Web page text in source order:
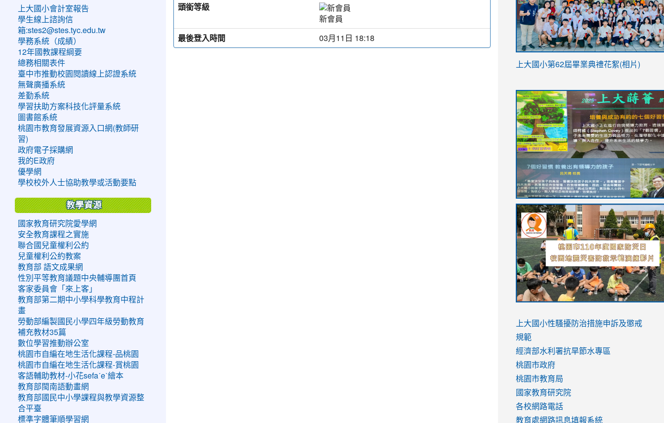
頭銜等級
新會員
最後登入時間
03月11日 18:18
上大國小會計室報告
學生線上諮詢信
箱:stes2@stes.tyc.edu.tw
學務系統（成績）
12年國教課程綱要
總務相關表件
臺中市推動校園閱讀線上認證系統
無聲廣播系統
差勤系統
學習扶助方案科技化評量系統
圖書館系統
桃園市教育發展資源入口網(教師研
習)
政府電子採購網
我的E政府
優學網
學校校外人士協助教學或活動要點
教學資源
國家教育研究院愛學網
安全教育課程之實施
聯合國兒童權利公約
兒童權利公約教案
教育部 語文成果網
性別平等教育議題中央輔導團首頁
客家委員會「來上客」
教育部第二期中小學科學教育中程計
畫
勞動部編製國民小學四年級勞動教育
補充教材35篇
數位學習推動辦公室
桃園市自編在地生活化課程-品桃園
桃園市自編在地生活化課程-賞桃園
客語輔助教材-小花sefaˊeˋ繪本
教育部閩南語動畫網
教育部國民中小學課程與教學資源整
合平臺
標準字體筆順學習網
link
YfDQppRvyMk686kIw6SBbssEIZ6WnT/
usp=sharing
上大國小第62屆畢業典禮花絮(相片)
to
https://drive.google.com/file/d/1I-
YfDQppRvyMk686kIw6SBbssEIZ6WnT/
usp=sharing
to
https://sites.google.com/stes.tyc.edu.tw/
link
to
https://sites.google.com/stes.tyc.edu.tw/
link
to
https://drive.google.com/file/d/
usp=sharing
link
to
https://youtu.be/jJOMVWY3-
8M
link
to
https://drive.google.com/file/d/
usp=sharing
to
https://www.youtube.com/watch?
v=hC_gdZndU9s
to
https://www.youtube.com/watch?
v=hC_gdZndU9s
link
to
https://www.youtube.com/watch?
v=mfpNykQ0g4M
上大國小性騷擾防治措施申訴及懲戒
規範
經濟部水利署抗旱節水專區
桃園市政府
桃園市教育局
國家教育研究院
各校網路電話
教育處網路訊息填報系統